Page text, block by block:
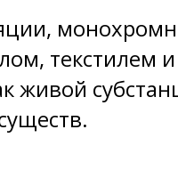
текстилем
живой